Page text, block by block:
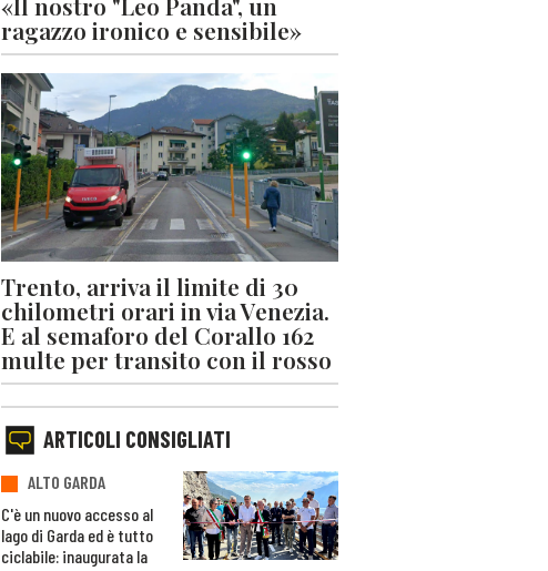
ragazzo ironico e sensibile»
Trento, arriva il limite di 30
chilometri orari in via Venezia.
E al semaforo del Corallo 162
multe per transito con il rosso
ARTICOLI CONSIGLIATI
ALTO GARDA
C'è un nuovo accesso al
lago di Garda ed è tutto
ciclabile: inaugurata la